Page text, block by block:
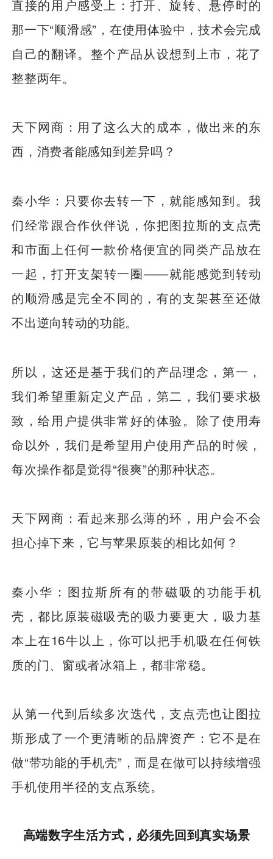
直接的用户感受上：打开、旋转、悬停时的
那一下“顺滑感”，在使用体验中，技术会完成
自己的翻译。整个产品从设想到上市，花了
整整两年。
天下网商：用了这么大的成本，做出来的东
西，消费者能感知到差异吗？
秦小华：只要你去转一下，就能感知到。我
们经常跟合作伙伴说，你把图拉斯的支点壳
和市面上任何一款价格便宜的同类产品放在
一起，打开支架转一圈——就能感觉到转动
的顺滑感是完全不同的，有的支架甚至还做
不出逆向转动的功能。
所以，这还是基于我们的产品理念，第一，
我们希望重新定义产品，第二，我们要求极
致，给用户提供非常好的体验。除了使用寿
命以外，我们是希望用户使用产品的时候，
每次操作都是觉得“很爽”的那种状态。
天下网商：看起来那么薄的环，用户会不会
担心掉下来，它与苹果原装的相比如何？
秦小华：图拉斯所有的带磁吸的功能手机
壳，都比原装磁吸壳的吸力要更大，吸力基
本上在16牛以上，你可以把手机吸在任何铁
质的门、窗或者冰箱上，都非常稳。
从第一代到后续多次迭代，支点壳也让图拉
斯形成了一个更清晰的品牌资产：它不是在
做“带功能的手机壳”，而是在做可以持续增强
手机使用半径的支点系统。
高端数字生活方式，必须先回到真实场景